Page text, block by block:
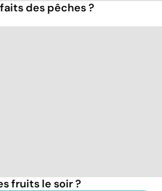
des pêches ?
fruits le soir ?